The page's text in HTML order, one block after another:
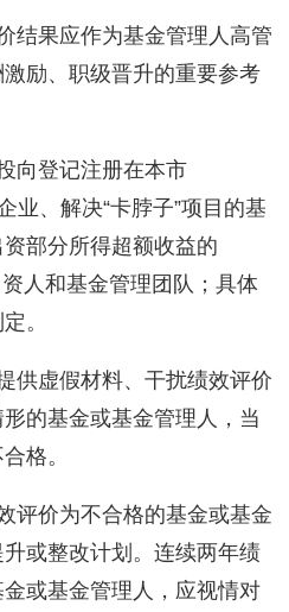
结果应作为基金管理人高管
励、职级晋升的重要参考
向登记注册在本市
业、解决“卡脖子”项目的基
部分所得超额收益的
人和基金管理团队；具体
。
供虚假材料、干扰绩效评价
的基金或基金管理人，当
格。
评价为不合格的基金或基金
或整改计划。连续两年绩
或基金管理人，应视情对